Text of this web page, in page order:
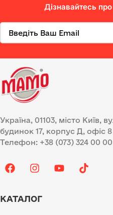
Дізнавайтесь
Україна, 01103, місто Київ,
будинок 17, корпус Д, офіс 8
Телефон: +38 (073) 324 00 00
КАТАЛОГ